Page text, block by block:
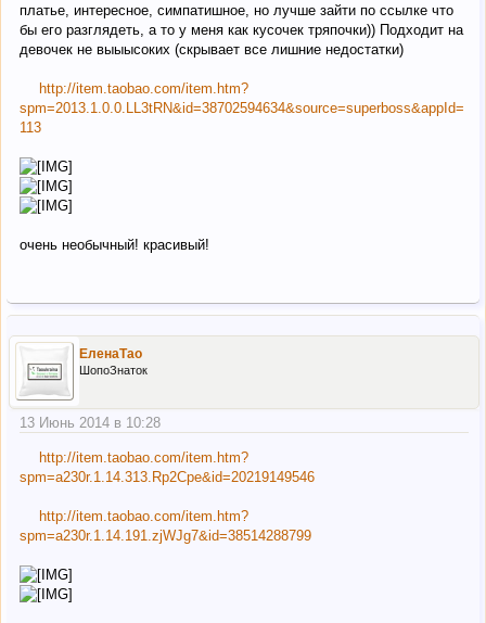
платье, интересное, симпатишное, но лучше зайти по ссылке что
бы его разглядеть, а то у меня как кусочек тряпочки)) Подходит на
девочек не выыысоких (скрывает все лишние недостатки)
http://item.taobao.com/item.htm?
spm=2013.1.0.0.LL3tRN&id=38702594634&source=superboss&appId=
113
очень необычный! красивый!
ЕленаТао
ШопоЗнаток
13 Июнь 2014 в 10:28
http://item.taobao.com/item.htm?
spm=a230r.1.14.313.Rp2Cpe&id=20219149546
http://item.taobao.com/item.htm?
spm=a230r.1.14.191.zjWJg7&id=38514288799